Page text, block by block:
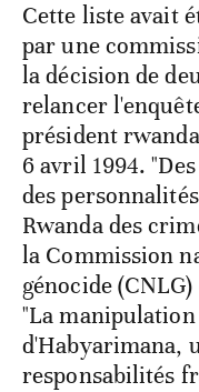
Cette liste avait
par une
la décision de
relancer
président
6 avril 1994.
des
Rwanda des
la Commission
génocide
"La
d'Habyarimana,
responsabilités